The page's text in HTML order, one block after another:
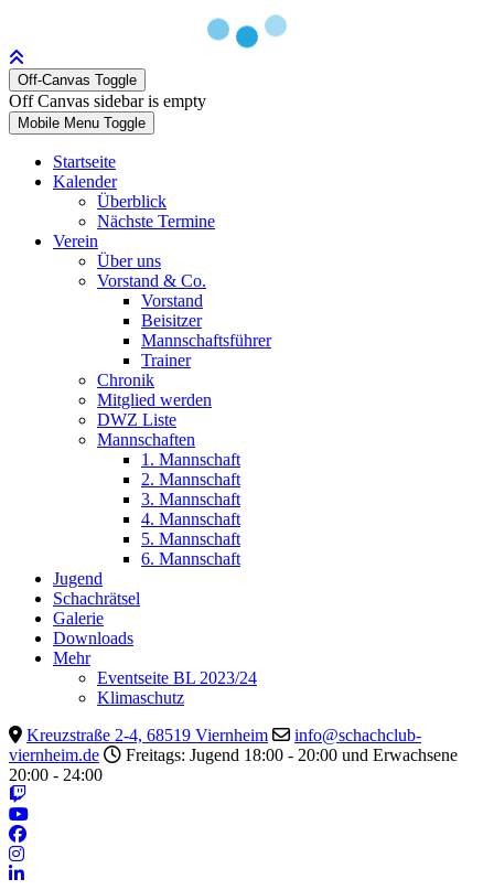
Off-Canvas Toggle
Off Canvas sidebar is empty
Mobile Menu Toggle
Startseite
Kalender
Überblick
Nächste Termine
Verein
Über uns
Vorstand & Co.
Vorstand
Beisitzer
Mannschaftsführer
Trainer
Chronik
Mitglied werden
DWZ Liste
Mannschaften
1. Mannschaft
2. Mannschaft
3. Mannschaft
4. Mannschaft
5. Mannschaft
6. Mannschaft
Jugend
Schachrätsel
Galerie
Downloads
Mehr
Eventseite BL 2023/24
Klimaschutz
Kreuzstraße 2-4, 68519 Viernheim
info@schachclub-
viernheim.de
Freitags: Jugend 18:00 - 20:00 und Erwachsene
20:00 - 24:00